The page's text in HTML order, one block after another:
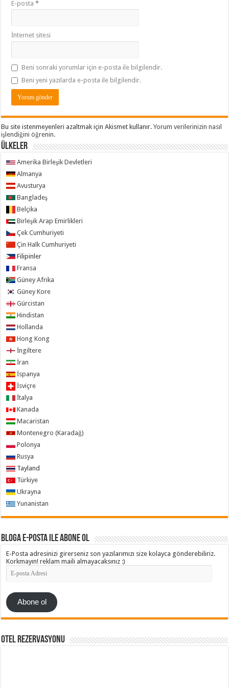
E-posta*
İnternet sitesi
Beni sonraki yorumlar için e-posta ile bilgilendir.
Beni yeni yazılarda e-posta ile bilgilendir.
Bu site istenmeyenleri azaltmak için Akismet kullanır.Yorum verilerinizin nasıl
işlendiğini öğrenin.
ÜLKELER
Amerika Birleşik Devletleri
Almanya
Avusturya
Bangladeş
Belçika
Birleşik Arap Emirlikleri
Çek Cumhuriyeti
Çin Halk Cumhuriyeti
Filipinler
Fransa
Güney Afrika
Güney Kore
Gürcistan
Hindistan
Hollanda
Hong Kong
İngiltere
İran
İspanya
İsviçre
İtalya
Kanada
Macaristan
Montenegro (Karadağ)
Polonya
Rusya
Tayland
Türkiye
Ukrayna
Yunanistan
Bloga e-posta ile abone ol
E-Posta adresinizi girerseniz son yazılarımızı size kolayca gönderebiliriz.
Korkmayın! reklam maili almayacaksınız :)
E-
posta
Adresi
Abone ol
Otel Rezervasyonu